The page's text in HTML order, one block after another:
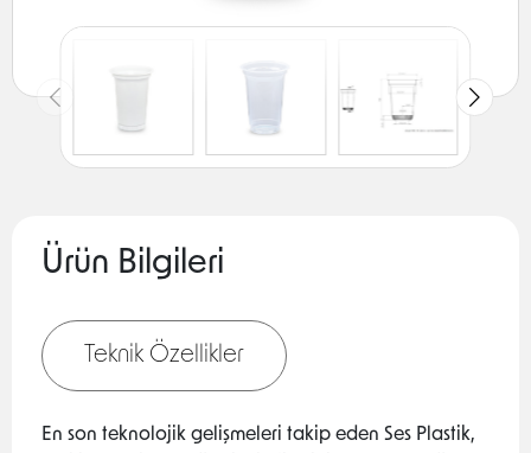
Ürün Bilgileri
Teknik Özellikler
En son teknolojik gelişmeleri takip eden Ses Plastik,